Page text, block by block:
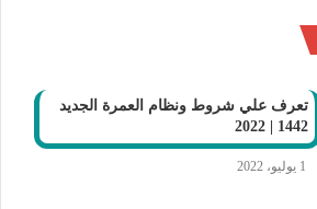
تعرف علي شروط ونظام العمرة الجديد
1442 | 2022
1 يوليو، 2022